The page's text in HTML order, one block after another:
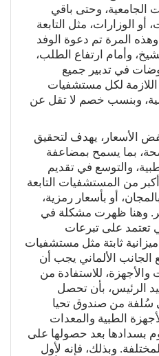
الجامعية، وحتى باقي
أو الوزارات، مثل التابعة
المرة تم دعوة الوفد
وأمام ارتفاع الطلب،
في تدبير جميع
اللازمة لكل مستشفيات
وبنسب خصم لا تقل عن
الأسعار، يهدف لتحقيق
بما يسمح بمضاعفة
والتوسع في تقديم
من المستشفيات التابعة
أو بأسعار رمزية،
وهنا ظهرت مشكلة في
تعتمد على تبرعات
ثابتة مثل مستشفيات
الجانب الألماني يجب أن
والأجهزة، للاستفادة من
الرئيس، بأن تحصل
سُلفة من صندوق تحيا
الطبية والمعدات
بسدادها بعد حصولها على
وبذلك، فإنه لأول